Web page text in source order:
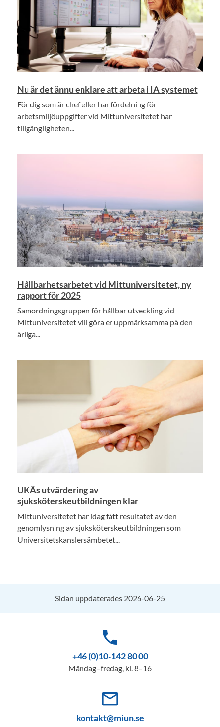
Nu är det ännu enklare att arbeta i IA systemet
För dig som är chef eller har fördelning för
arbetsmiljöuppgifter vid Mittuniversitetet har
tillgängligheten...
Hållbarhetsarbetet vid Mittuniversitetet, ny
rapport för 2025
Samordningsgruppen för hållbar utveckling vid
Mittuniversitetet vill göra er uppmärksamma på den
årliga...
UKÄs utvärdering av
sjuksköterskeutbildningen klar
Mittuniversitetet har idag fått resultatet av den
genomlysning av sjuksköterskeutbildningen som
Universitetskanslersämbetet...
Sidan uppdaterades 2026-06-25
phone
+46 (0)10-142 80 00
Måndag–fredag, kl. 8–16
mail_outline
kontakt@miun.se